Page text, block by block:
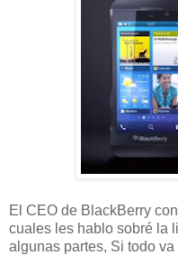
El CEO de BlackBerry
cuales les hablo sobré la
algunas partes, Si todo